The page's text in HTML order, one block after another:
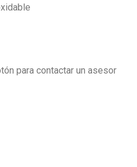
para contactar un asesor